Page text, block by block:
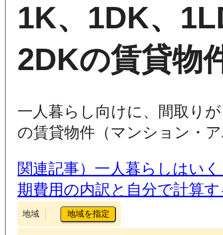
1K、1DK、
2DKの賃貸物
一人暮らし向けに、間取り
の賃貸物件（マンション・
関連記事）一人暮らしはい
期費用の内訳と自分で計算
地域 地域を指定